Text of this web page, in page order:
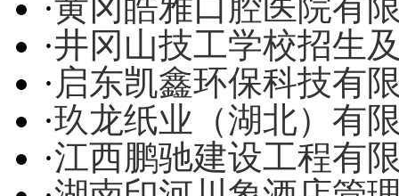
·井冈山技工学校招生
· 启东凯鑫环保科技有
·玖龙纸业（湖北）有
·江西鹏驰建设工程有